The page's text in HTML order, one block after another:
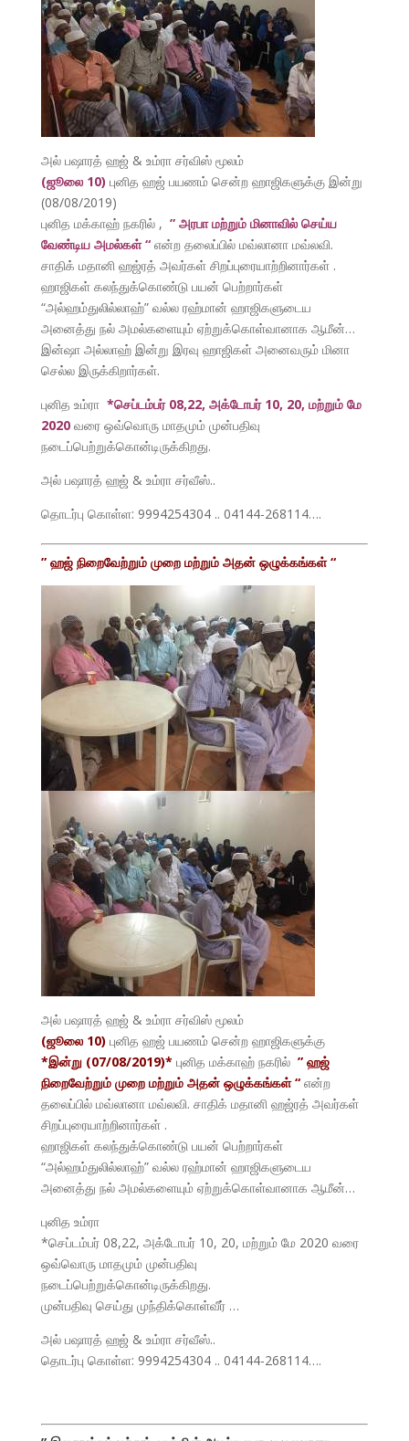
அல் பஷாரத் ஹஜ் & உம்ரா சர்விஸ் மூலம்
(ஜூலை 10) புனித ஹஜ் பயணம் சென்ற ஹாஜிகளுக்கு இன்று
(08/08/2019)
புனித மக்காஹ் நகரில் , ” அரபா மற்றும் மினாவில் செய்ய
வேண்டிய அமல்கள் “என்ற தலைப்பில் மவ்லானா மவ்லவி.
சாதிக் மதானி ஹஜ்ரத் அவர்கள் சிறப்புரையாற்றினார்கள் .
ஹாஜிகள் கலந்துக்கொண்டு பயன் பெற்றார்கள்
“அல்ஹம்துலில்லாஹ்” வல்ல ரஹ்மான் ஹாஜிகளுடைய
அனைத்து நல் அமல்களையும் ஏற்றுக்கொள்வானாக ஆமீன்…
இன்ஷா அல்லாஹ் இன்று இரவு ஹாஜிகள் அனைவரும் மினா
செல்ல இருக்கிறார்கள்.
புனித உம்ரா *செப்டம்பர் 08,22, அக்டோபர் 10, 20, மற்றும் மே
2020வரை ஒவ்வொரு மாதமும் முன்பதிவு
நடைப்பெற்றுக்கொன்டிருக்கிறது.
அல் பஷாரத் ஹஜ் & உம்ரா சர்வீஸ்..
தொடர்பு கொள்ள: 9994254304 .. 04144-268114….
” ஹஜ் நிறைவேற்றும் முறை மற்றும் அதன் ஒழுக்கங்கள் “
அல் பஷாரத் ஹஜ் & உம்ரா சர்விஸ் மூலம்
(ஜூலை 10) புனித ஹஜ் பயணம் சென்ற ஹாஜிகளுக்கு
*இன்று (07/08/2019)* புனித மக்காஹ் நகரில் ” ஹஜ்
நிறைவேற்றும் முறை மற்றும் அதன் ஒழுக்கங்கள் “என்ற
தலைப்பில் மவ்லானா மவ்லவி. சாதிக் மதானி ஹஜ்ரத் அவர்கள்
சிறப்புரையாற்றினார்கள் .
ஹாஜிகள் கலந்துக்கொண்டு பயன் பெற்றார்கள்
“அல்ஹம்துலில்லாஹ்” வல்ல ரஹ்மான் ஹாஜிகளுடைய
அனைத்து நல் அமல்களையும் ஏற்றுக்கொள்வானாக ஆமீன்…
புனித உம்ரா
*செப்டம்பர் 08,22, அக்டோபர் 10, 20, மற்றும் மே 2020 வரை
ஒவ்வொரு மாதமும் முன்பதிவு
நடைப்பெற்றுக்கொன்டிருக்கிறது.
முன்பதிவு செய்து முந்திக்கொள்வீர் …
அல் பஷாரத் ஹஜ் & உம்ரா சர்வீஸ்..
தொடர்பு கொள்ள: 9994254304 .. 04144-268114….